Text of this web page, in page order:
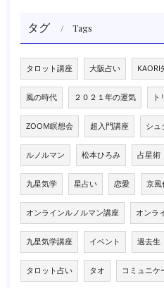
タグ Tags
タロット講座 大阪占い KAORI
風の時代 ２０２１年の運気
ZOOM瞑想会 超入門講座 シュ
ルノルマン 松本ひろみ 占星術
九星気学 星占い 恋愛 京風
オンラインルノルマン講座 オンラ
九星気学講座 イベント 過去生
タロット占い タオ コミュニケ